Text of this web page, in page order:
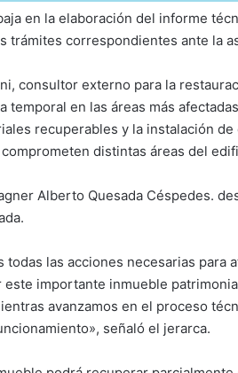
en la elaboración del informe
trámites correspondientes ante la
consultor externo para la
temporal en las áreas más
recuperables y la instalación
distintas áreas del
Alberto Quesada Céspedes.
las acciones necesarias para
importante inmueble
avanzamos en el proceso
señaló el jerarca.